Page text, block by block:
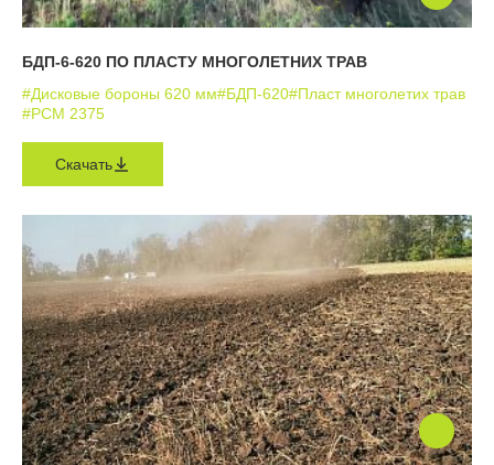
БДП-6-620 ПО ПЛАСТУ МНОГОЛЕТНИХ ТРАВ
#Дисковые бороны 620 мм#БДП-620#Пласт многолетих трав
#РСМ 2375
Скачать